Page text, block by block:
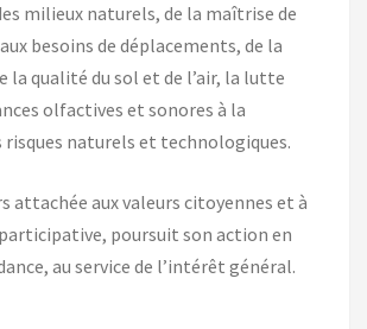
milieux naturels, de la maîtrise de
besoins de déplacements, de la
la qualité du sol et de l’air, la lutte
olfactives et sonores à la
risques naturels et technologiques.
attachée aux valeurs citoyennes et à
poursuit son action en
au service de l’intérêt général.